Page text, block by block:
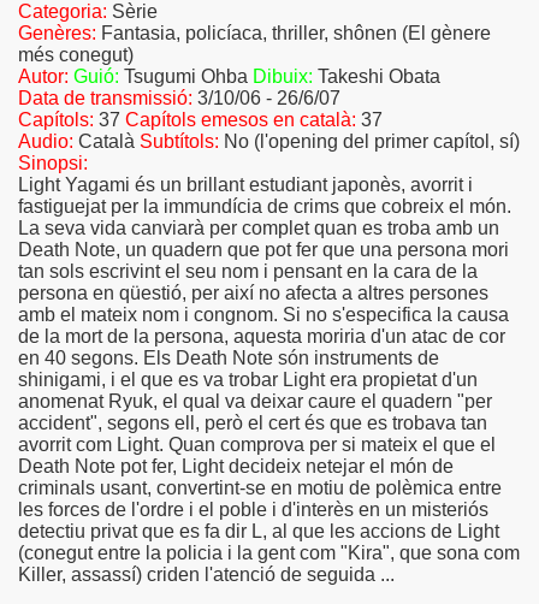
Categoria: Sèrie
Genères: Fantasia, policíaca, thriller, shônen (El gènere
més conegut)
Autor: Guió: Tsugumi Ohba Dibuix: Takeshi Obata
Data de transmissió: 3/10/06 - 26/6/07
Capítols: 37 Capítols emesos en català: 37
Audio: Català Subtítols: No (l'opening del primer capítol, sí)
Sinopsi:
Light Yagami és un brillant estudiant japonès, avorrit i
fastiguejat per la immundícia de crims que cobreix el món.
La seva vida canviarà per complet quan es troba amb un
Death Note, un quadern que pot fer que una persona mori
tan sols escrivint el seu nom i pensant en la cara de la
persona en qüestió, per així no afecta a altres persones
amb el mateix nom i congnom. Si no s'especifica la causa
de la mort de la persona, aquesta moriria d'un atac de cor
en 40 segons. Els Death Note són instruments de
shinigami, i el que es va trobar Light era propietat d'un
anomenat Ryuk, el qual va deixar caure el quadern "per
accident", segons ell , però el cert és que es trobava tan
avorrit com Light. Quan comprova per si mateix el que el
Death Note pot fer, Light decideix netejar el món de
criminals usant, convertint-se en motiu de polèmica entre
les forces de l'ordre i el poble i d'interès en un misteriós
detectiu privat que es fa dir L, al que les accions de Light
(conegut entre la policia i la gent com "Kira", que sona com
Killer, assassí) criden l'atenció de seguida ...